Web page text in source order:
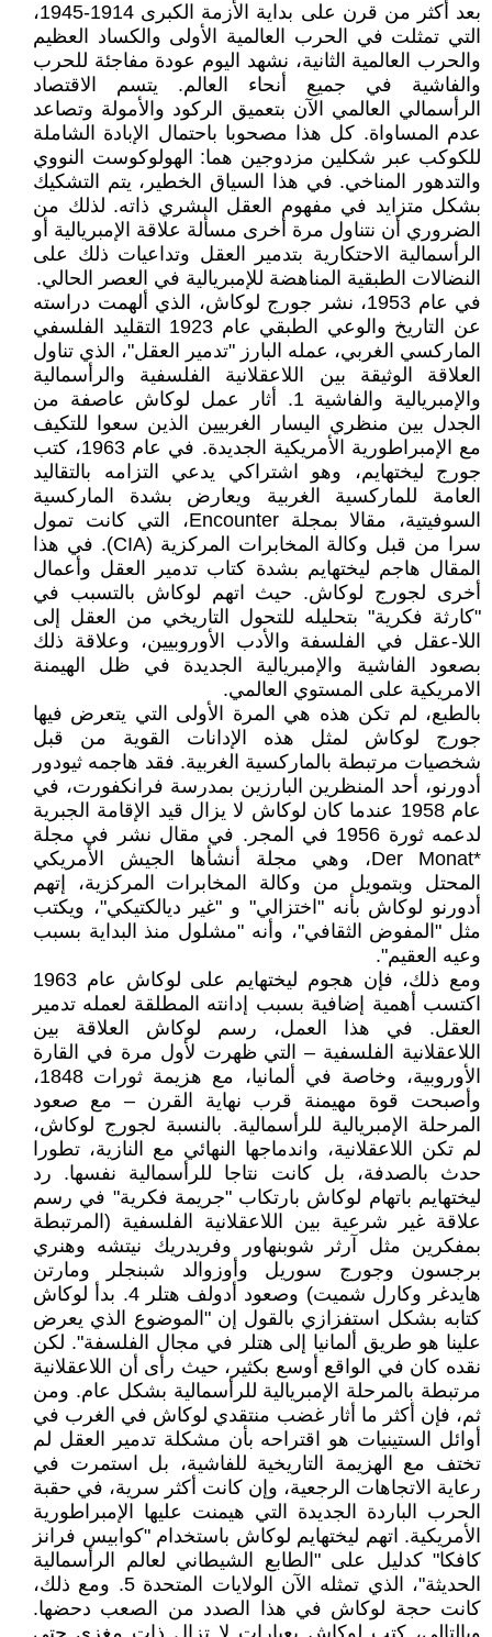
بعد أكثر من قرن على بداية الأزمة الكبرى 1914-1945،
التي تمثلت في الحرب العالمية الأولى والكساد العظيم
والحرب العالمية الثانية، نشهد اليوم عودة مفاجئة للحرب
والفاشية في جميع أنحاء العالم. يتسم الاقتصاد
الرأسمالي العالمي الآن بتعميق الركود والأمولة وتصاعد
عدم المساواة. كل هذا مصحوبا باحتمال الإبادة الشاملة
للكوكب عبر شكلين مزدوجين هما: الهولوكوست النووي
والتدهور المناخي. في هذا السياق الخطير، يتم التشكيك
بشكل متزايد في مفهوم العقل البشري ذاته. لذلك من
الضروري أن نتناول مرة أخرى مسألة علاقة الإمبريالية أو
الرأسمالية الاحتكارية بتدمير العقل وتداعيات ذلك على
النضالات الطبقية المناهضة للإمبريالية في العصر الحالي.
في عام 1953، نشر جورج لوكاش، الذي ألهمت دراسته
عن التاريخ والوعي الطبقي عام 1923 التقليد الفلسفي
الماركسي الغربي، عمله البارز "تدمير العقل"، الذي تناول
العلاقة الوثيقة بين اللاعقلانية الفلسفية والرأسمالية
والإمبريالية والفاشية 1. أثار عمل لوكاش عاصفة من
الجدل بين منظري اليسار الغربيين الذين سعوا للتكيف
مع الإمبراطورية الأمريكية الجديدة. في عام 1963، كتب
جورج ليختهايم، وهو اشتراكي يدعي التزامه بالتقاليد
العامة للماركسية الغربية ويعارض بشدة الماركسية
السوفيتية، مقالا بمجلة Encounter، التي كانت تمول
سرا من قبل وكالة المخابرات المركزية (CIA). في هذا
المقال هاجم ليختهايم بشدة كتاب تدمير العقل وأعمال
أخرى لجورج لوكاش. حيث اتهم لوكاش بالتسبب في
"كارثة فكرية" بتحليله للتحول التاريخي من العقل إلى
اللا-عقل في الفلسفة والأدب الأوروبيين، وعلاقة ذلك
بصعود الفاشية والإمبريالية الجديدة في ظل الهيمنة
الامريكية على المستوي العالمي.
بالطبع، لم تكن هذه هي المرة الأولى التي يتعرض فيها
جورج لوكاش لمثل هذه الإدانات القوية من قبل
شخصيات مرتبطة بالماركسية الغربية. فقد هاجمه ثيودور
أدورنو، أحد المنظرين البارزين بمدرسة فرانكفورت، في
عام 1958 عندما كان لوكاش لا يزال قيد الإقامة الجبرية
لدعمه ثورة 1956 في المجر. في مقال نشر في مجلة
*Der Monat، وهي مجلة أنشأها الجيش الأمريكي
المحتل وبتمويل من وكالة المخابرات المركزية، إتهم
أدورنو لوكاش بأنه "اختزالي" و "غير ديالكتيكي"، ويكتب
مثل "المفوض الثقافي"، وأنه "مشلول منذ البداية بسبب
وعيه العقيم".
ومع ذلك، فإن هجوم ليختهايم على لوكاش عام 1963
اكتسب أهمية إضافية بسبب إدانته المطلقة لعمله تدمير
العقل. في هذا العمل، رسم لوكاش العلاقة بين
اللاعقلانية الفلسفية – التي ظهرت لأول مرة في القارة
الأوروبية، وخاصة في ألمانيا، مع هزيمة ثورات 1848،
وأصبحت قوة مهيمنة قرب نهاية القرن – مع صعود
المرحلة الإمبريالية للرأسمالية. بالنسبة لجورج لوكاش،
لم تكن اللاعقلانية، واندماجها النهائي مع النازية، تطورا
حدث بالصدفة، بل كانت نتاجا للرأسمالية نفسها. رد
ليختهايم باتهام لوكاش بارتكاب "جريمة فكرية" في رسم
علاقة غير شرعية بين اللاعقلانية الفلسفية (المرتبطة
بمفكرين مثل آرثر شوبنهاور وفريدريك نيتشه وهنري
برجسون وجورج سوريل وأوزوالد شبنجلر ومارتن
هايدغر وكارل شميت) وصعود أدولف هتلر 4. بدأ لوكاش
كتابه بشكل استفزازي بالقول إن "الموضوع الذي يعرض
علينا هو طريق ألمانيا إلى هتلر في مجال الفلسفة". لكن
نقده كان في الواقع أوسع بكثير، حيث رأى أن اللاعقلانية
مرتبطة بالمرحلة الإمبريالية للرأسمالية بشكل عام. ومن
ثم، فإن أكثر ما أثار غضب منتقدي لوكاش في الغرب في
أوائل الستينيات هو اقتراحه بأن مشكلة تدمير العقل لم
تختف مع الهزيمة التاريخية للفاشية، بل استمرت في
رعاية الاتجاهات الرجعية، وإن كانت أكثر سرية، في حقبة
الحرب الباردة الجديدة التي هيمنت عليها الإمبراطورية
الأمريكية. اتهم ليختهايم لوكاش باستخدام "كوابيس فرانز
كافكا" كدليل على "الطابع الشيطاني لعالم الرأسمالية
الحديثة"، الذي تمثله الآن الولايات المتحدة 5. ومع ذلك،
كانت حجة لوكاش في هذا الصدد من الصعب دحضها.